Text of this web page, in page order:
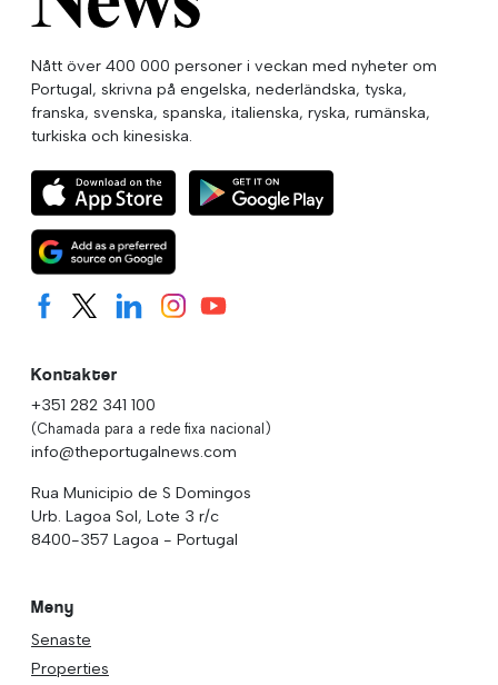
Nått över 400 000 personer i veckan med nyheter om
Portugal, skrivna på engelska, nederländska, tyska,
franska, svenska, spanska, italienska, ryska, rumänska,
turkiska och kinesiska.
Kontakter
+351 282 341 100
(Chamada para a rede fixa nacional)
info@theportugalnews.com
Rua Municipio de S Domingos
Urb. Lagoa Sol, Lote 3 r/c
8400-357 Lagoa - Portugal
Meny
Senaste
Properties